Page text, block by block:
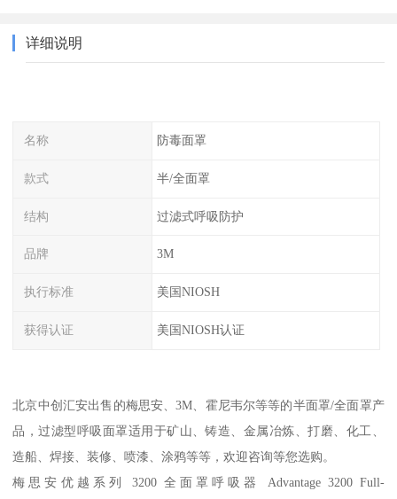
详细说明
名称 防毒面罩
款式 半/全面罩
结构 过滤式呼吸防护
品牌 3M
执行标准 美国NIOSH
获得认证 美国NIOSH认证
北京中创汇安出售的梅思安、3M、霍尼韦尔等等的半面罩/全面罩产
品，过滤型呼吸面罩适用于矿山、铸造、金属冶炼、打磨、化工、
造船、焊接、装修、喷漆、涂鸦等等，欢迎咨询等您选购。
梅思安优越系列 3200 全面罩呼吸器 Advantage 3200 Full-